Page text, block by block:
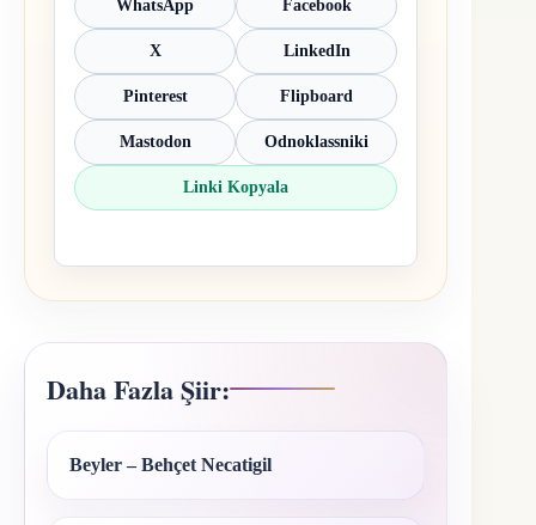
WhatsApp Facebook
X LinkedIn
Pinterest Flipboard
Mastodon Odnoklassniki
Linki Kopyala
Daha Fazla Şiir:
Beyler – Behçet Necatigil